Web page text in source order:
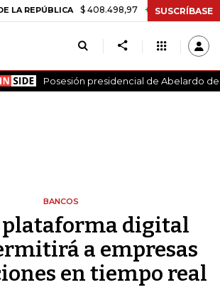
$ 408.498,97 +$ 8.753,81 +2,19%
SUSCRÍBASE
Posesión presidencial de Abelardo de
BANCOS
plataforma digital
a empresas
en tiempo real